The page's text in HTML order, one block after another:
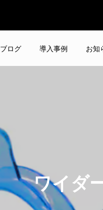
ブログ 導入事例 お知
ワイダ